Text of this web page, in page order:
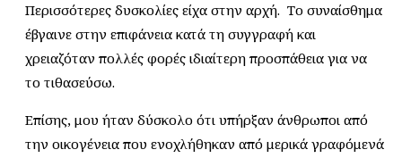
Περισσότερες δυσκολίες είχα στην αρχή. Το συναίσθημα
έβγαινε στην επιφάνεια κατά τη συγγραφή και
χρειαζόταν πολλές φορές ιδιαίτερη προσπάθεια για να
το τιθασεύσω.
Επίσης, μου ήταν δύσκολο ότι υπήρξαν άνθρωποι από
την οικογένεια που ενοχλήθηκαν από μερικά γραφόμενά